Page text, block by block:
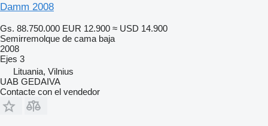
Damm 2008
Gs. 88.750.000 EUR 12.900 ≈ USD 14.900
Semirremolque de cama baja
2008
Ejes 3
Lituania, Vilnius
UAB GEDAIVA
Contacte con el vendedor